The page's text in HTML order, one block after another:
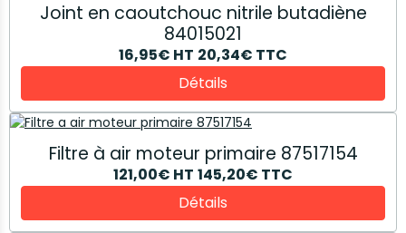
Joint en caoutchouc nitrile butadiène
84015021
16,95€ HT 20,34€ TTC
Détails
Filtre à air moteur primaire 87517154
121,00€ HT 145,20€ TTC
Détails